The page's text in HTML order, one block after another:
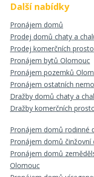
Další nabídky
Pronájem domů
Prodej domů chaty a
Prodej komerčních
Pronájem bytů Olomouc
Pronájem pozemků
Pronájem ostatních
Dražby domů chaty a
Dražby komerčních
Pronájem domů rodinné
Pronájem domů
Pronájem domů
Olomouc